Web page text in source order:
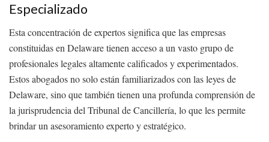
Especializado
Esta concentración de expertos significa que las empresas
constituidas en Delaware tienen acceso a un vasto grupo de
profesionales legales altamente calificados y experimentados.
Estos abogados no solo están familiarizados con las leyes de
Delaware, sino que también tienen una profunda comprensión de
la jurisprudencia del Tribunal de Cancillería, lo que les permite
brindar un asesoramiento experto y estratégico.